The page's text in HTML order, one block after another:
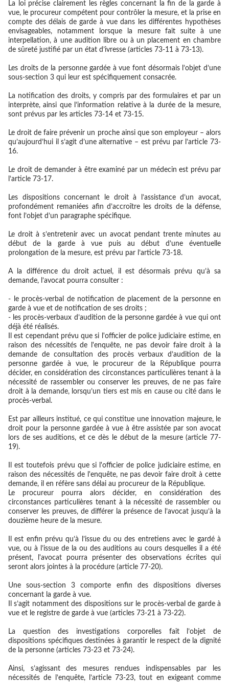
La loi précise clairement les règles concernant la fin de la garde à
vue, le procureur compétent pour contrôler la mesure, et la prise en
compte des délais de garde à vue dans les différentes hypothèses
envisageables, notamment lorsque la mesure fait suite à une
interpellation, à une audition libre ou à un placement en chambre
de sûreté justifié par un état d’ivresse (articles 73-11 à 73-13).
Les droits de la personne gardée à vue font désormais l’objet d’une
sous-section 3 qui leur est spécifiquement consacrée.
La notification des droits, y compris par des formulaires et par un
interprète, ainsi que l’information relative à la durée de la mesure,
sont prévus par les articles 73-14 et 73-15.
Le droit de faire prévenir un proche ainsi que son employeur – alors
qu’aujourd’hui il s’agit d’une alternative – est prévu par l’article 73-
16.
Le droit de demander à être examiné par un médecin est prévu par
l’article 73-17.
Les dispositions concernant le droit à l’assistance d’un avocat,
profondément remaniées afin d’accroître les droits de la défense,
font l’objet d’un paragraphe spécifique.
Le droit à s’entretenir avec un avocat pendant trente minutes au
début de la garde à vue puis au début d’une éventuelle
prolongation de la mesure, est prévu par l’article 73-18.
A la différence du droit actuel, il est désormais prévu qu’à sa
demande, l’avocat pourra consulter :
- le procès-verbal de notification de placement de la personne en
garde à vue et de notification de ses droits ;
- les procès-verbaux d’audition de la personne gardée à vue qui ont
déjà été réalisés.
Il est cependant prévu que si l'officier de police judiciaire estime, en
raison des nécessités de l'enquête, ne pas devoir faire droit à la
demande de consultation des procès verbaux d’audition de la
personne gardée à vue, le procureur de la République pourra
décider, en considération des circonstances particulières tenant à la
nécessité de rassembler ou conserver les preuves, de ne pas faire
droit à la demande, lorsqu’un tiers est mis en cause ou cité dans le
procès-verbal.
Est par ailleurs institué, ce qui constitue une innovation majeure, le
droit pour la personne gardée à vue à être assistée par son avocat
lors de ses auditions, et ce dès le début de la mesure (article 77-
19).
Il est toutefois prévu que si l'officier de police judiciaire estime, en
raison des nécessités de l'enquête, ne pas devoir faire droit à cette
demande, il en réfère sans délai au procureur de la République.
Le procureur pourra alors décider, en considération des
circonstances particulières tenant à la nécessité de rassembler ou
conserver les preuves, de différer la présence de l’avocat jusqu’à la
douzième heure de la mesure.
Il est enfin prévu qu’à l’issue du ou des entretiens avec le gardé à
vue, ou à l’issue de la ou des auditions au cours desquelles il a été
présent, l'avocat pourra présenter des observations écrites qui
seront alors jointes à la procédure (article 77-20).
Une sous-section 3 comporte enfin des dispositions diverses
concernant la garde à vue.
Il s’agit notamment des dispositions sur le procès-verbal de garde à
vue et le registre de garde à vue (articles 73-21 à 73-22).
La question des investigations corporelles fait l’objet de
dispositions spécifiques destinées à garantir le respect de la dignité
de la personne (articles 73-23 et 73-24).
Ainsi, s’agissant des mesures rendues indispensables par les
nécessités de l’enquête, l’article 73-23, tout en exigeant comme